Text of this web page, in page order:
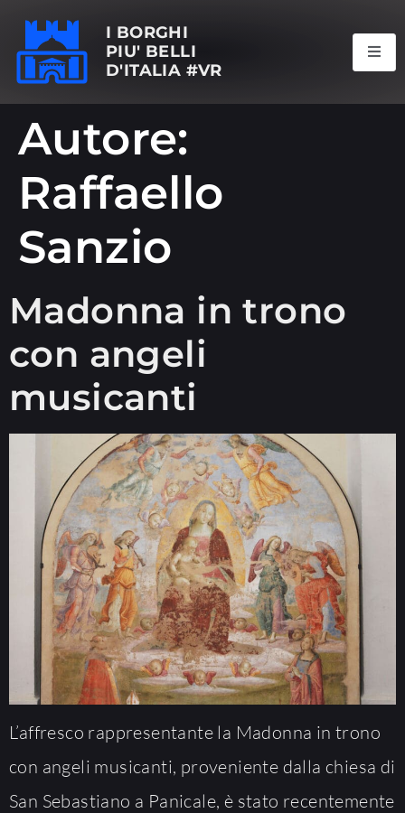
I BORGHI
PIU' BELLI
D'ITALIA #VR
Autore:
Raffaello
Sanzio
Madonna in trono
con angeli
musicanti
L’affresco rappresentante la Madonna in trono
con angeli musicanti, proveniente dalla chiesa di
San Sebastiano a Panicale, è stato recentemente